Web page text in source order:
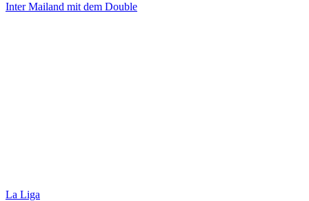
Inter Mailand mit dem Double
La Liga